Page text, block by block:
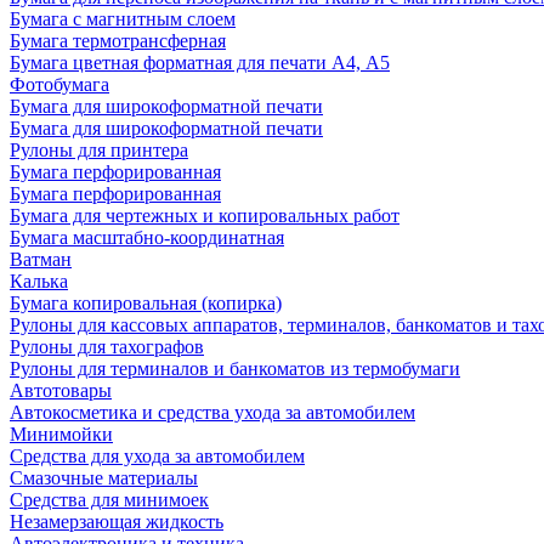
Бумага с магнитным слоем
Бумага термотрансферная
Бумага цветная форматная для печати А4, А5
Фотобумага
Бумага для широкоформатной печати
Бумага для широкоформатной печати
Рулоны для принтера
Бумага перфорированная
Бумага перфорированная
Бумага для чертежных и копировальных работ
Бумага масштабно-координатная
Ватман
Калька
Бумага копировальная (копирка)
Рулоны для кассовых аппаратов, терминалов, банкоматов и
Рулоны для тахографов
Рулоны для терминалов и банкоматов из термобумаги
Автотовары
Автокосметика и средства ухода за автомобилем
Минимойки
Средства для ухода за автомобилем
Смазочные материалы
Средства для минимоек
Незамерзающая жидкость